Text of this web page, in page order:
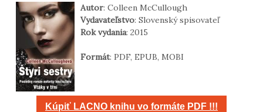
Autor: Colleen McCullough
Vydavateľstvo: Slovenský spisovateľ
Rok vydania: 2015
Formát: PDF, EPUB, MOBI
Kúpiť LACNO knihu vo formáte PDF !!!